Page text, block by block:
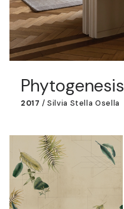
Phytogenesis
2017 / Silvia Stella Osella